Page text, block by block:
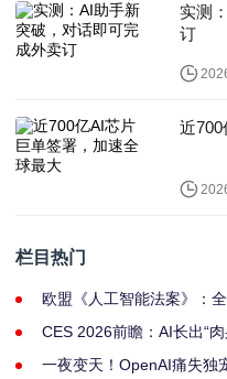
实测
订
近
栏目热门
欧盟《人工智能法案》：
CES 2026前瞻：AI长出“肉
一夜变天！OpenAI痛失独